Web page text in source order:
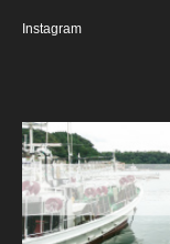
Instagram